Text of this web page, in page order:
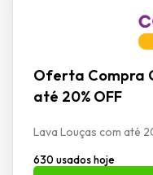
Oferta Compra
até 20% OFF
Lava Louças com até
630 usados hoje